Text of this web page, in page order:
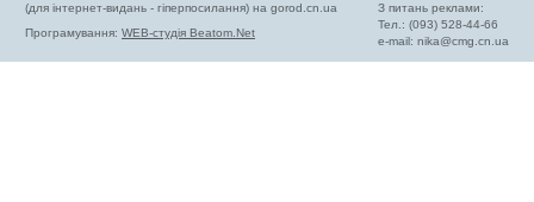
(для інтернет-видань - гіперпосилання) на gorod.cn.ua
Програмування: WEB-студія Beatom.Net
З питань реклами:
Тел.: (093) 528-44-66
e-mail:nika@cmg.cn.ua